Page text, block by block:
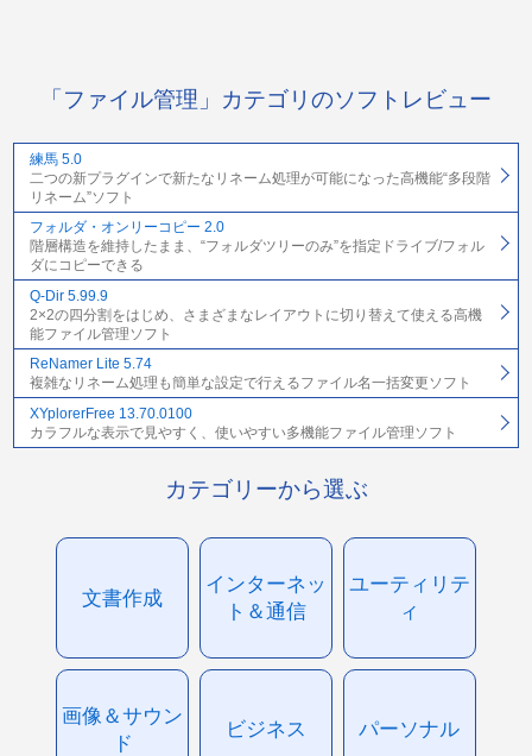
「ファイル管理」カテゴリのソフトレビュー
練馬 5.0
二つの新プラグインで新たなリネーム処理が可能になった高機能“多段階
リネーム”ソフト
フォルダ・オンリーコピー 2.0
階層構造を維持したまま、“フォルダツリーのみ”を指定ドライブ/フォル
ダにコピーできる
Q-Dir 5.99.9
2×2の四分割をはじめ、さまざまなレイアウトに切り替えて使える高機
能ファイル管理ソフト
ReNamer Lite 5.74
複雑なリネーム処理も簡単な設定で行えるファイル名一括変更ソフト
XYplorerFree 13.70.0100
カラフルな表示で見やすく、使いやすい多機能ファイル管理ソフト
カテゴリーから選ぶ
文書作成
インターネッ
ト＆通信
ユーティリテ
ィ
画像＆サウン
ド
ビジネス パーソナル